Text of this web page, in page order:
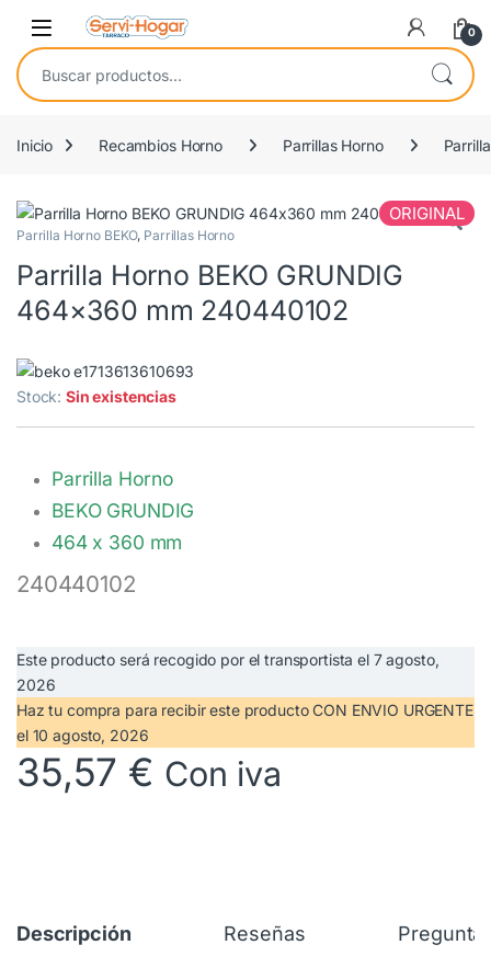
Saltar a navegación
saltar al contenido
Open 0
Buscar por:
Inicio Recambios Horno Parrillas Horno
ORIGINAL
Parrilla Horno BEKO, Parrillas Horno
Parrilla Horno BEKO GRUNDIG
464×360 mm 240440102
Stock:Sin existencias
Parrilla Horno
BEKO GRUNDIG
464 x 360 mm
240440102
Este producto será recogido por el transportista el 7 agosto,
2026
Haz tu compra para recibir este producto CON ENVIO URGENTE
el 10 agosto, 2026
35,57 € Con iva
Descripción Reseñas